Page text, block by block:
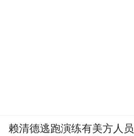
赖清德逃跑演练有美方人员